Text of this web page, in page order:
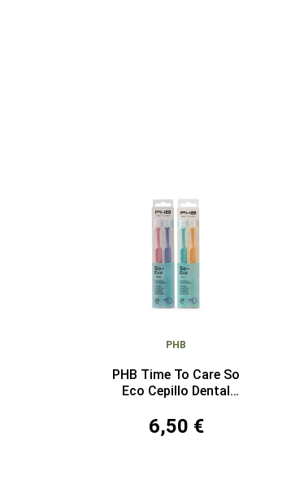
PHB
PHB Time To Care So
Eco Cepillo Dental
6,50 €